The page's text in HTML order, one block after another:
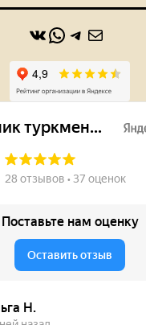
ВКонтакте
WhatsApp
https://
Почта